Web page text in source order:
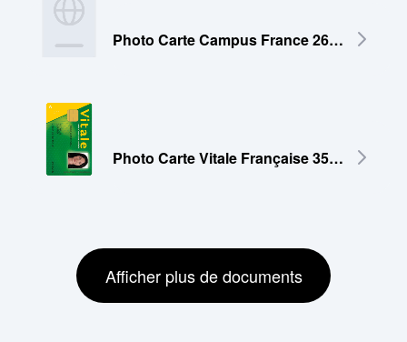
Photo Carte Campus France 26x32 mm
Photo Carte Vitale Française 35x45 mm
Afficher plus de documents